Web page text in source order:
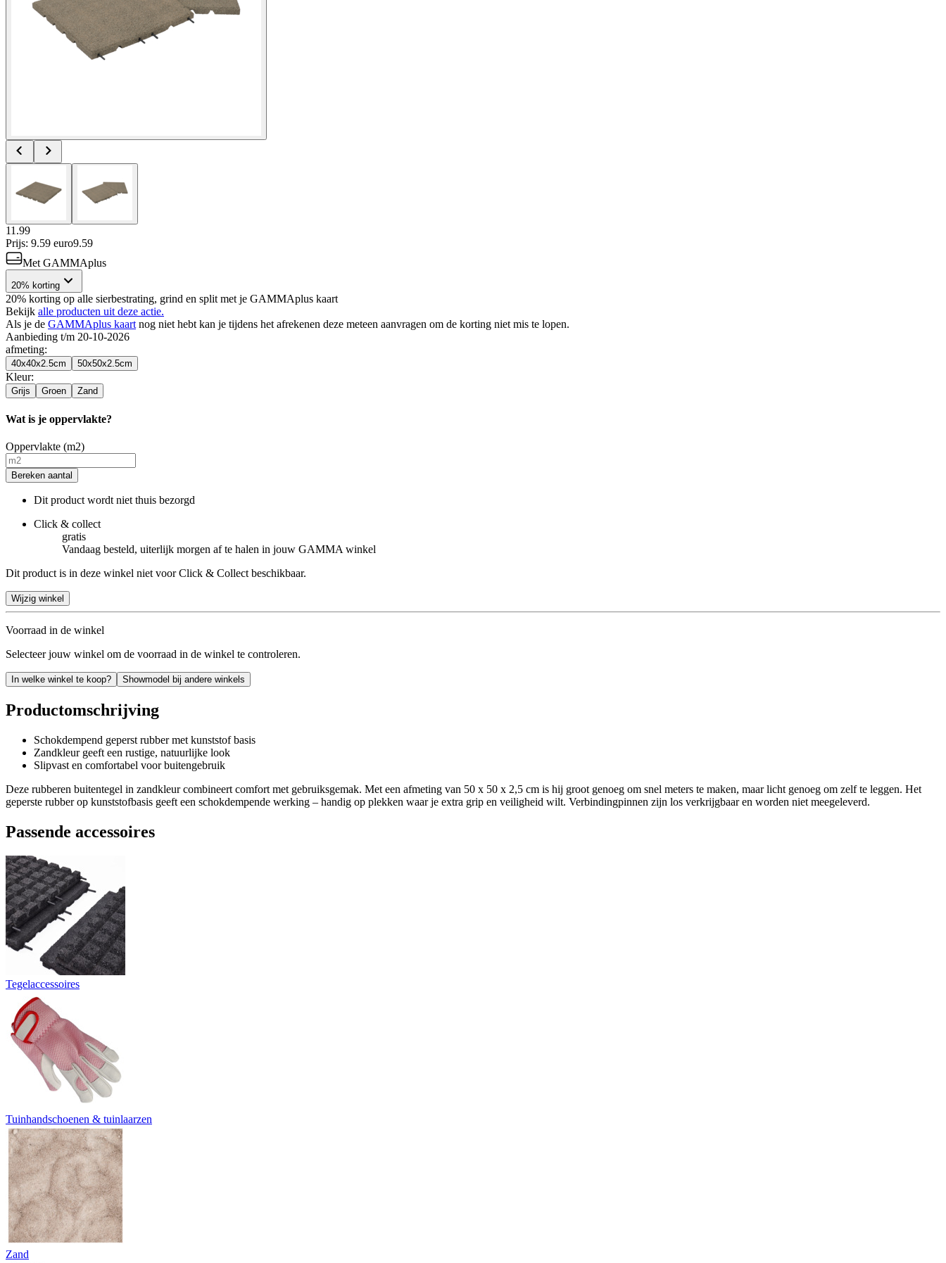
11.99
Prijs: 9.59 euro9.59
Met GAMMAplus
20% korting
20% korting op alle sierbestrating, grind en split met je GAMMAplus kaart
Bekijk alle producten uit deze actie.
Als je de GAMMAplus kaart nog niet hebt kan je tijdens het afrekenen deze meteen aanvragen om de korting niet mis te lopen.
Aanbieding t/m 20-10-2026
afmeting:
40x40x2.5cm 50x50x2.5cm
Kleur:
Grijs Groen Zand
Wat is je oppervlakte?
Oppervlakte (m2)
Bereken aantal
Dit product wordt niet thuis bezorgd
Click & collect
gratis
Vandaag besteld, uiterlijk morgen af te halen in jouw GAMMA winkel
Dit product is in deze winkel niet voor Click & Collect beschikbaar.
Wijzig winkel
Voorraad in de winkel
Selecteer jouw winkel om de voorraad in de winkel te controleren.
In welke winkel te koop? Showmodel bij andere winkels
Productomschrijving
Schokdempend geperst rubber met kunststof basis
Zandkleur geeft een rustige, natuurlijke look
Slipvast en comfortabel voor buitengebruik
Deze rubberen buitentegel in zandkleur combineert comfort met gebruiksgemak. Met een afmeting van 50 x 50 x 2,5 cm is hij groot genoeg om snel meters te maken, maar licht genoeg om zelf te leggen. Het
geperste rubber op kunststofbasis geeft een schokdempende werking – handig op plekken waar je extra grip en veiligheid wilt. Verbindingpinnen zijn los verkrijgbaar en worden niet meegeleverd.
Passende accessoires
Tegelaccessoires
Tuinhandschoenen & tuinlaarzen
Zand